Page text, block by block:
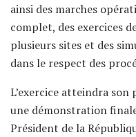
ainsi des marches
complet, des exercices
plusieurs sites et des
dans le respect des
L’exercice atteindra
une démonstration
Président de la